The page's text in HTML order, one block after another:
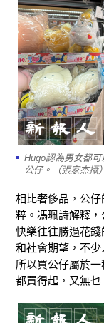
Hugo認為男女都
公仔。（張家杰攝）
相比奢侈品，公
粹。馮珮詩解釋
快樂往往勝過花
和社會期望，不少
所以買公仔屬於
都買得起，又無乜